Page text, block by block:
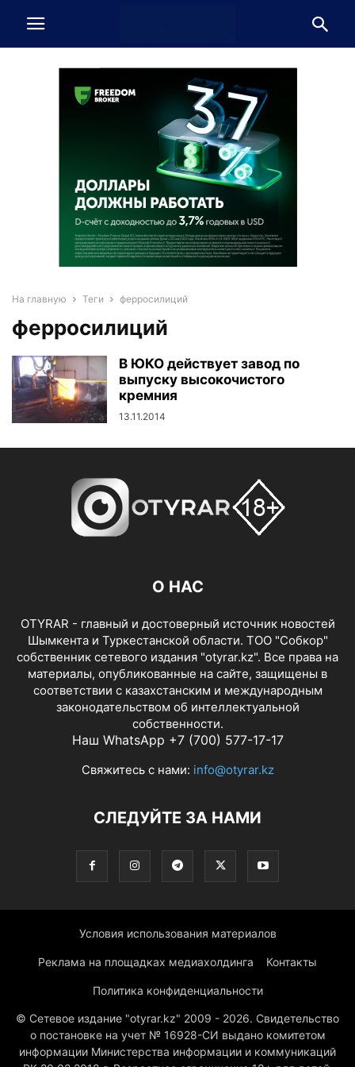
На главную Теги ферросилиций
ферросилиций
В ЮКО действует завод по
выпуску высокочистого
кремния
13.11.2014
О НАС
OTYRAR - главный и достоверный источник новостей
Шымкента и Туркестанской области. ТОО "Собкор"
собственник сетевого издания "otyrar.kz". Все права на
материалы, опубликованные на сайте, защищены в
соответствии с казахстанским и международным
законодательством об интеллектуальной
собственности.
Наш WhatsApp +7 (700) 577-17-17
Свяжитесь с нами: info@otyrar.kz
СЛЕДУЙТЕ ЗА НАМИ
Условия использования материалов
Реклама на площадках медиахолдинга Контакты
Политика конфиденциальности
© Сетевое издание "otyrar.kz" 2009 - 2026. Свидетельство
о постановке на учет № 16928-СИ выдано комитетом
информации Министерства информации и коммуникаций